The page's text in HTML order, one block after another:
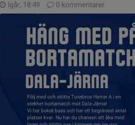
Igår, 18:49 0 kommentarer